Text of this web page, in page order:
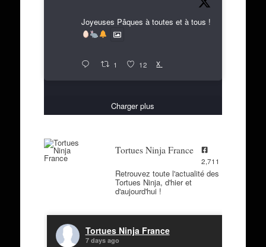
Joyeuses Pâques à toutes et à tous !
1 12 X
Charger plus
Tortues Ninja France
2,711
Retrouvez toute l'actualité des
Tortues Ninja, d'hier et
d'aujourd'hui !
Tortues Ninja France
7 days ago